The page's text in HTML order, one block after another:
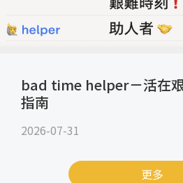
bad time helper－活在
指南
2026-07-31
更多